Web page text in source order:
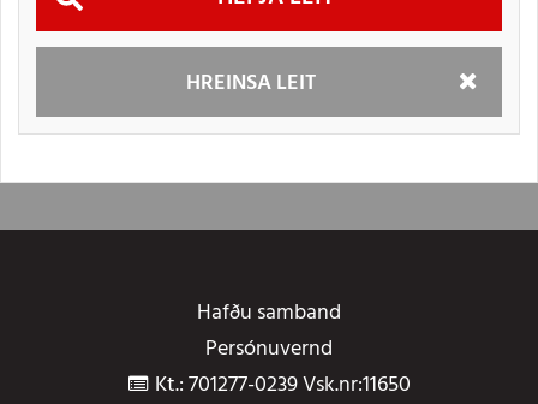
HREINSA LEIT
Hefja
Hafðu samband
Persónuvernd
Kt.: 701277-0239 Vsk.nr:11650